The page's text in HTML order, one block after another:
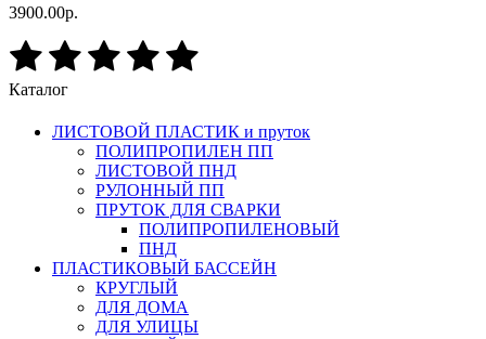
3900.00р.
Каталог
ЛИСТОВОЙ ПЛАСТИК и пруток
ПОЛИПРОПИЛЕН ПП
ЛИСТОВОЙ ПНД
РУЛОННЫЙ ПП
ПРУТОК ДЛЯ СВАРКИ
ПОЛИПРОПИЛЕНОВЫЙ
ПНД
ПЛАСТИКОВЫЙ БАССЕЙН
КРУГЛЫЙ
ДЛЯ ДОМА
ДЛЯ УЛИЦЫ